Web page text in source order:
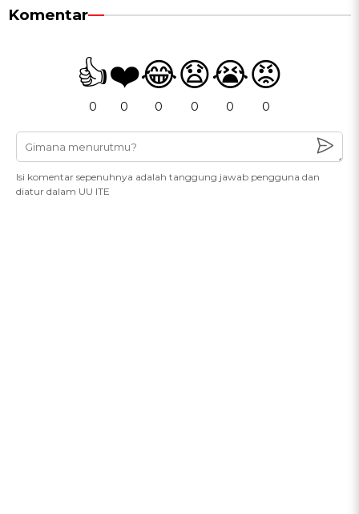
Komentar
👍
0
❤️
0
😂
0
😧
0
😭
0
😡
0
Isi komentar sepenuhnya adalah tanggung jawab pengguna dan
diatur dalam UU ITE